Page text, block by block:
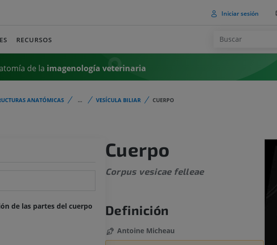
Iniciar sesión
RECURSOS
de la imagenología veterinaria
ANATÓMICAS ... VESÍCULA BILIAR CUERPO
de las partes del cuerpo
Cuerpo
Corpus vesicae felleae
Definición
Antoine Micheau